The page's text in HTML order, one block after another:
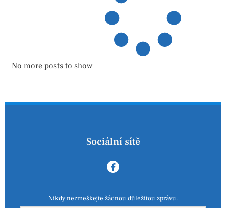
No more posts to show
Sociální sítě
Nikdy nezmeškejte žádnou důležitou zprávu.